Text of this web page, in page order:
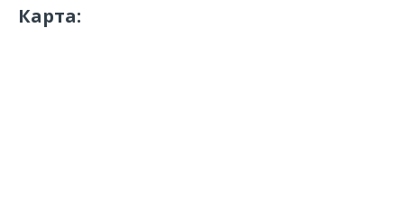
Карта: